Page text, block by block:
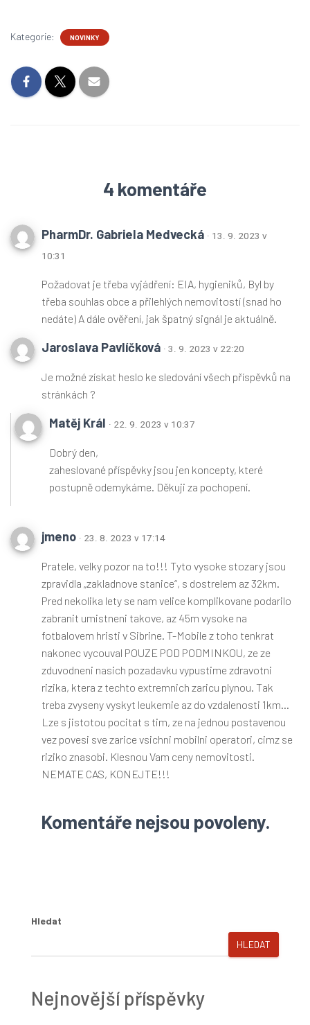
Kategorie: NOVINKY
4 komentáře
PharmDr. Gabriela Medvecká · 13. 9. 2023 v
10:31
Požadovat je třeba vyjádření: EIA, hygieniků, Byl by
třeba souhlas obce a přilehlých nemovitostí (snad ho
nedáte) A dále ověření, jak špatný signál je aktuálně.
Jaroslava Pavlíčková · 3. 9. 2023 v 22:20
Je možné získat heslo ke sledování všech příspěvků na
stránkách ?
Matěj Král · 22. 9. 2023 v 10:37
Dobrý den,
zaheslované příspěvky jsou jen koncepty, které
postupně odemykáme. Děkuji za pochopení.
jmeno · 23. 8. 2023 v 17:14
Pratele, velky pozor na to!!! Tyto vysoke stozary jsou
zpravidla „zakladnove stanice“, s dostrelem az 32km.
Pred nekolika lety se nam velice komplikovane podarilo
zabranit umistneni takove, az 45m vysoke na
fotbalovem hristi v Sibrine. T-Mobile z toho tenkrat
nakonec vycouval POUZE POD PODMINKOU, ze ze
zduvodneni nasich pozadavku vypustime zdravotni
rizika, ktera z techto extremnich zaricu plynou. Tak
treba zvyseny vyskyt leukemie az do vzdalenosti 1km…
Lze s jistotou pocitat s tim, ze na jednou postavenou
vez povesi sve zarice vsichni mobilni operatori, cimz se
riziko znasobi. Klesnou Vam ceny nemovitosti.
NEMATE CAS, KONEJTE!!!
Komentáře nejsou povoleny.
Hledat
HLEDAT
Nejnovější příspěvky